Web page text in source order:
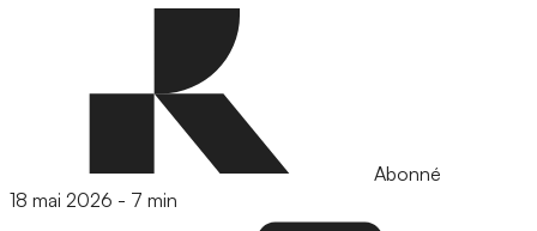
Abonné
18 mai 2026 - 7 min